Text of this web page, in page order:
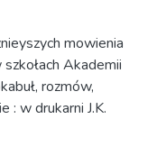
mowienia
Akademii
rozmów,
: w drukarni J.K.